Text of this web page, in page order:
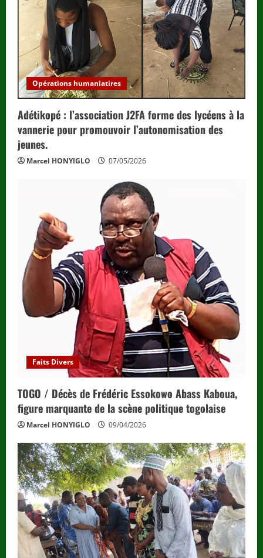
Opérations humaniatires
Adétikopé : l’association J2FA forme des lycéens à la
vannerie pour promouvoir l’autonomisation des
jeunes.
Marcel HONYIGLO 07/05/2026
Faits Divers
TOGO / Décès de Frédéric Essokowo Abass Kaboua,
figure marquante de la scène politique togolaise
Marcel HONYIGLO 09/04/2026